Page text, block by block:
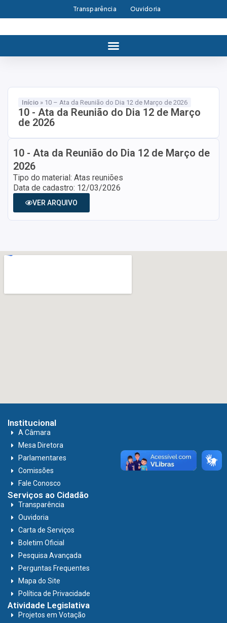
Transparência Ouvidoria
Início » 10 – Ata da Reunião do Dia 12 de Março de 2026
10 - Ata da Reunião do Dia 12 de Março
de 2026
10 - Ata da Reunião do Dia 12 de Março de
2026
Tipo do material: Atas reuniões
Data de cadastro: 12/03/2026
VER ARQUIVO
Institucional
A Câmara
Mesa Diretora
Parlamentares
Comissões
Fale Conosco
Serviços ao Cidadão
Transparência
Ouvidoria
Carta de Serviços
Boletim Oficial
Pesquisa Avançada
Perguntas Frequentes
Mapa do Site
Política de Privacidade
Atividade Legislativa
Projetos em Votação